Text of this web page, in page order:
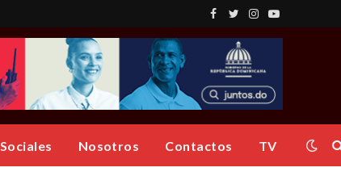
Facebook
TwitterInstagram
YouTube
Sociales Nosotros Contactos TV